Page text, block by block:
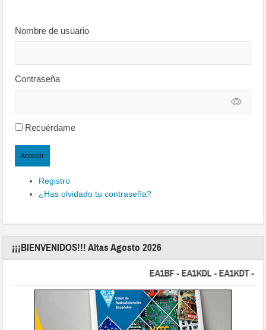
Nombre de usuario
Contraseña
Recuérdame
Acceder
Registro
¿Has olvidado tu contraseña?
¡¡¡BIENVENIDOS!!! Altas Agosto 2026
EA1BF - EA1KDL - EA1KDT -